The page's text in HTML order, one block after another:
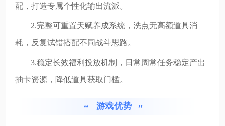
配，打造专属个性化输出流派。
2.完整可重置天赋养成系统，洗点无高额道具消
耗，反复试错搭配不同战斗思路。
3.稳定长效福利投放机制，日常周常任务稳定产出
抽卡资源，降低道具获取门槛。
游戏优势